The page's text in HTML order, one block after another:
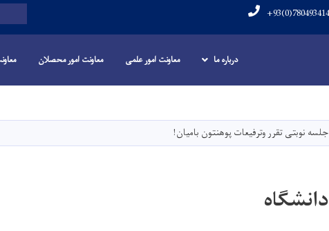
content
+93(0)780493414
درباره ما معاونت امور علمی معاونت امور محصلان
جلسه نوبتی تقرر وترفیعات پوهنتون بامیان!